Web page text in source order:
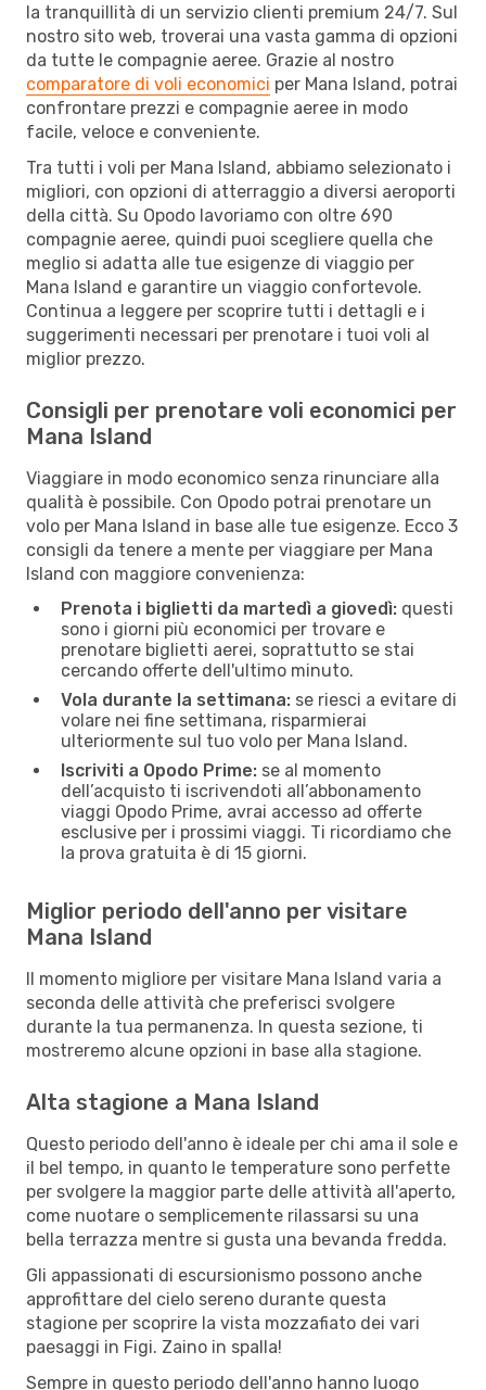
la tranquillità di un servizio clienti premium 24/7. Sul
nostro sito web, troverai una vasta gamma di opzioni
da tutte le compagnie aeree. Grazie al nostro
comparatore di voli economici per Mana Island, potrai
confrontare prezzi e compagnie aeree in modo
facile, veloce e conveniente.
Tra tutti i voli per Mana Island, abbiamo selezionato i
migliori, con opzioni di atterraggio a diversi aeroporti
della città. Su Opodo lavoriamo con oltre 690
compagnie aeree, quindi puoi scegliere quella che
meglio si adatta alle tue esigenze di viaggio per
Mana Island e garantire un viaggio confortevole.
Continua a leggere per scoprire tutti i dettagli e i
suggerimenti necessari per prenotare i tuoi voli al
miglior prezzo.
Consigli per prenotare voli economici per
Mana Island
Viaggiare in modo economico senza rinunciare alla
qualità è possibile. Con Opodo potrai prenotare un
volo per Mana Island in base alle tue esigenze. Ecco 3
consigli da tenere a mente per viaggiare per Mana
Island con maggiore convenienza:
Prenota i biglietti da martedì a giovedì: questi
sono i giorni più economici per trovare e
prenotare biglietti aerei, soprattutto se stai
cercando offerte dell'ultimo minuto.
Vola durante la settimana: se riesci a evitare di
volare nei fine settimana, risparmierai
ulteriormente sul tuo volo per Mana Island.
Iscriviti a Opodo Prime: se al momento
dell’acquisto ti iscrivendoti all’abbonamento
viaggi Opodo Prime, avrai accesso ad offerte
esclusive per i prossimi viaggi. Ti ricordiamo che
la prova gratuita è di 15 giorni.
Miglior periodo dell'anno per visitare
Mana Island
Il momento migliore per visitare Mana Island varia a
seconda delle attività che preferisci svolgere
durante la tua permanenza. In questa sezione, ti
mostreremo alcune opzioni in base alla stagione.
Alta stagione a Mana Island
Questo periodo dell'anno è ideale per chi ama il sole e
il bel tempo, in quanto le temperature sono perfette
per svolgere la maggior parte delle attività all'aperto,
come nuotare o semplicemente rilassarsi su una
bella terrazza mentre si gusta una bevanda fredda.
Gli appassionati di escursionismo possono anche
approfittare del cielo sereno durante questa
stagione per scoprire la vista mozzafiato dei vari
paesaggi in Figi. Zaino in spalla!
Sempre in questo periodo dell'anno hanno luogo